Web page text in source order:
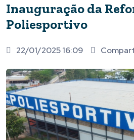
Inauguração da
Poliesportivo
22/01/2025 16:09